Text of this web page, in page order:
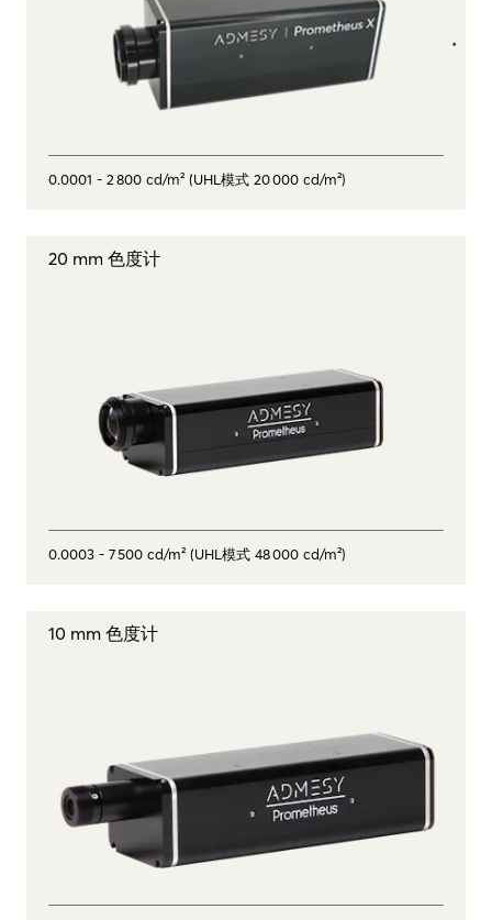
0.0001 - 2 800 cd/m² (UHL模式 20 000 cd/m²)
20 mm 色度计
0.0003 - 7 500 cd/m² (UHL模式 48 000 cd/m²)
10 mm 色度计